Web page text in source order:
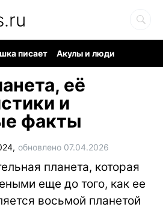
писает
Акулы и люди
её
и
факты
обновлено 07.04.2026
планета, которая
еще до того, как ее
восьмой планетой